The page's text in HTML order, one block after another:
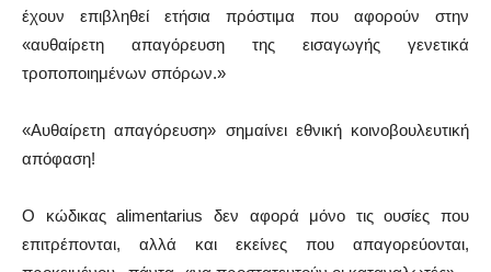
έχουν επιβληθεί ετήσια πρόστιμα που αφορούν στην
«αυθαίρετη απαγόρευση της εισαγωγής γενετικά
τροποποιημένων σπόρων.»
«Αυθαίρετη απαγόρευση» σημαίνει εθνική κοινοβουλευτική
απόφαση!
Ο κώδικας alimentarius δεν αφορά μόνο τις ουσίες που
επιτρέπονται, αλλά και εκείνες που απαγορεύονται,